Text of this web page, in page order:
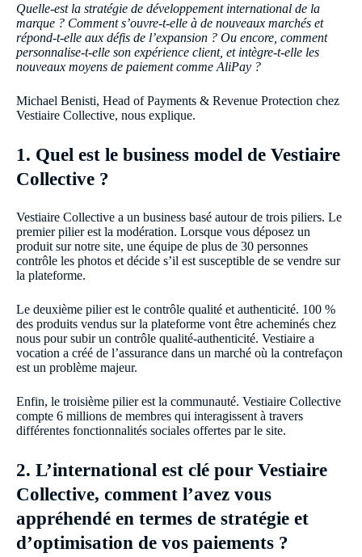
Quelle-est la stratégie de développement international de la
marque ? Comment s’ouvre-t-elle à de nouveaux marchés et
répond-t-elle aux défis de l’expansion ? Ou encore, comment
personnalise-t-elle son expérience client, et intègre-t-elle les
nouveaux moyens de paiement comme AliPay ?
Michael Benisti, Head of Payments & Revenue Protection chez
Vestiaire Collective, nous explique.
1. Quel est le business model de Vestiaire
Collective ?
Vestiaire Collective a un business basé autour de trois piliers. Le
premier pilier est la modération. Lorsque vous déposez un
produit sur notre site, une équipe de plus de 30 personnes
contrôle les photos et décide s’il est susceptible de se vendre sur
la plateforme.
Le deuxième pilier est le contrôle qualité et authenticité. 100 %
des produits vendus sur la plateforme vont être acheminés chez
nous pour subir un contrôle qualité-authenticité. Vestiaire a
vocation a créé de l’assurance dans un marché où la contrefaçon
est un problème majeur.
Enfin, le troisième pilier est la communauté. Vestiaire Collective
compte 6 millions de membres qui interagissent à travers
différentes fonctionnalités sociales offertes par le site.
2. L’international est clé pour Vestiaire
Collective, comment l’avez vous
appréhendé en termes de stratégie et
d’optimisation de vos paiements ?